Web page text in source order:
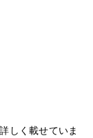
しく載せていま